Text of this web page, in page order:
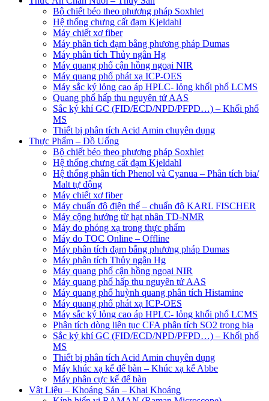
Bộ chiết béo theo phương pháp Soxhlet
Hệ thống chưng cất đạm Kjeldahl
Máy chiết xơ fiber
Máy phân tích đạm bằng phương pháp Dumas
Máy phân tích Thủy ngân Hg
Máy quang phổ cận hồng ngoại NIR
Máy quang phổ phát xạ ICP-OES
Máy sắc ký lỏng cao áp HPLC- lỏng khối phổ LCMS
Quang phổ hấp thu nguyên tử AAS
Sắc ký khí GC (FID/ECD/NPD/PFPD…) – Khối phổ
MS
Thiết bị phân tích Acid Amin chuyên dụng
Thực Phẩm – Đồ Uống
Bộ chiết béo theo phương pháp Soxhlet
Hệ thống chưng cất đạm Kjeldahl
Hệ thống phân tích Phenol và Cyanua – Phân tích bia/
Malt tự động
Máy chiết xơ fiber
Máy chuẩn độ điện thế – chuẩn độ KARL FISCHER
Máy cộng hưởng từ hạt nhân TD-NMR
Máy đo phóng xạ trong thực phẩm
Máy đo TOC Online – Offline
Máy phân tích đạm bằng phương pháp Dumas
Máy phân tích Thủy ngân Hg
Máy quang phổ cận hồng ngoại NIR
Máy quang phổ hấp thu nguyên tử AAS
Máy quang phổ huỳnh quang phân tích Histamine
Máy quang phổ phát xạ ICP-OES
Máy sắc ký lỏng cao áp HPLC- lỏng khối phổ LCMS
Phân tích dòng liên tục CFA phân tích SO2 trong bia
Sắc ký khí GC (FID/ECD/NPD/PFPD…) – Khối phổ
MS
Thiết bị phân tích Acid Amin chuyên dụng
Máy khúc xạ kế để bàn – Khúc xạ kế Abbe
Máy phân cực kế để bàn
Vật Liệu – Khoáng Sản – Khai Khoáng